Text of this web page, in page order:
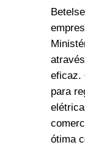
eficaz.
para
ótima